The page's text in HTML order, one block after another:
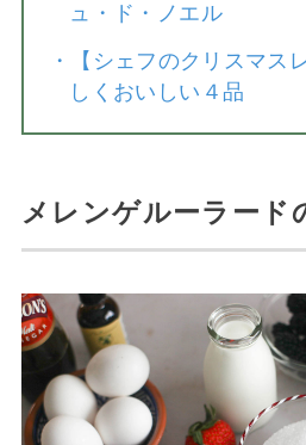
ュ・ド・ノエル
・
【シェフのクリスマス
しくおいしい４品
メレンゲルーラード